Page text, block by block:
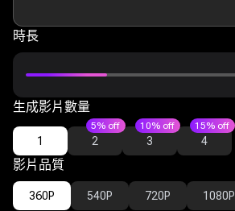
時長
生成影片數量
1 2
5% off
3
10% off
4
15% off
影片品質
360P 540P 720P 1080P